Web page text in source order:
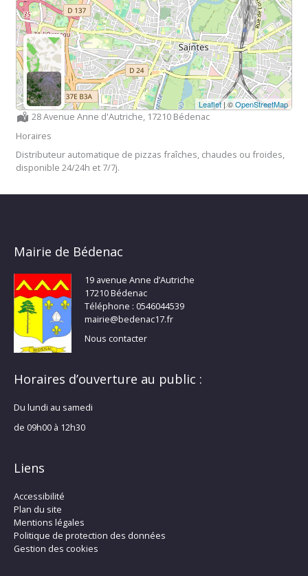
Leaflet| ©OpenStreetMap
Localisation :
28 Avenue Anne d'Autriche, 17210 Bédenac
Horaires
Distributeur automatique de pizzas fraîches, chaudes ou froides,
disponible 24/24h et 7/7j.
Mairie de Bédenac
19 avenue Anne d’Autriche
17210 Bédenac
Téléphone : 0546044539
mairie@bedenac17.fr
Nous contacter
Horaires d’ouverture au public :
Du lundi au samedi
de 09h00 à 12h30
Liens
Accessibilité
Plan du site
Mentions légales
Politique de protection des données
Gestion des cookies